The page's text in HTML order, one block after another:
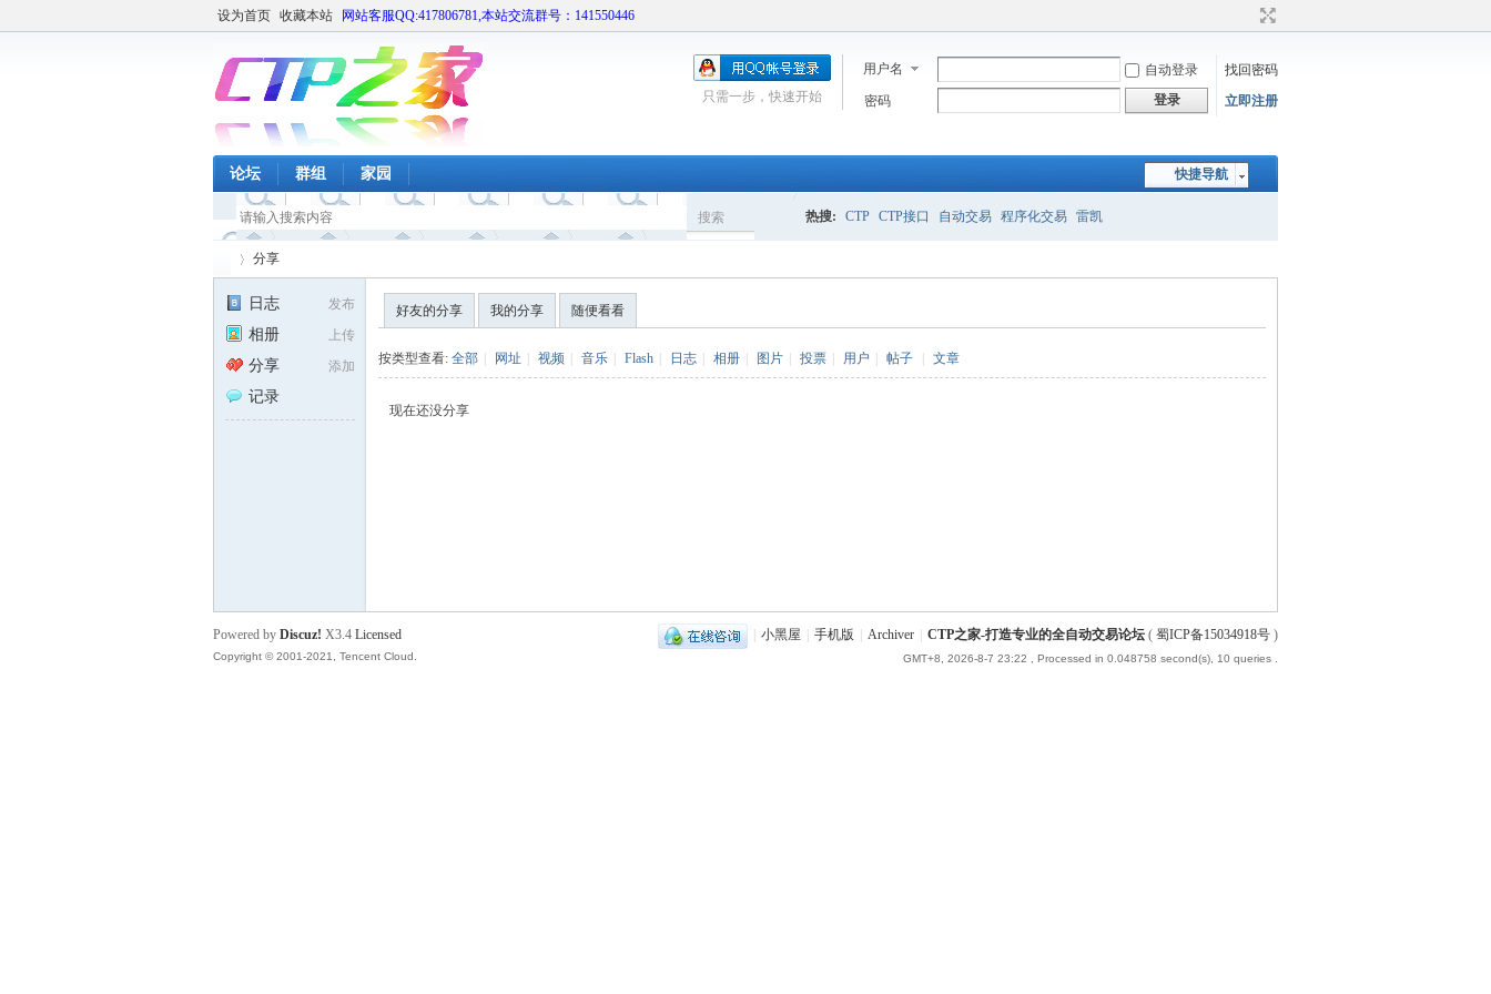
设为首页 收藏本站 网站客服QQ:417806781,本站交流群号：141550446
用户名 自动登录
找回密码
密码
登录 立即注册
只需一步，快速开始
快捷导航
论坛 群组 家园
搜索 热搜: CTP CTP接口 自动交易 程序化交易 雷凯
分享
发布
日志
上传
相册
添加
分享
记录
好友的分享 我的分享 随便看看
按类型查看: 全部 网址 视频 音乐 Flash 日志 相册 图片 投票 用户 帖子 文章
现在还没分享
小黑屋 手机版 Archiver CTP之家-打造专业的全自动交易论坛 ( 蜀ICP备15034918号 )
GMT+8, 2026-8-7 23:22 , Processed in 0.048758 second(s), 10 queries .
Powered by Discuz! X3.4 Licensed
Copyright © 2001-2021, Tencent Cloud.